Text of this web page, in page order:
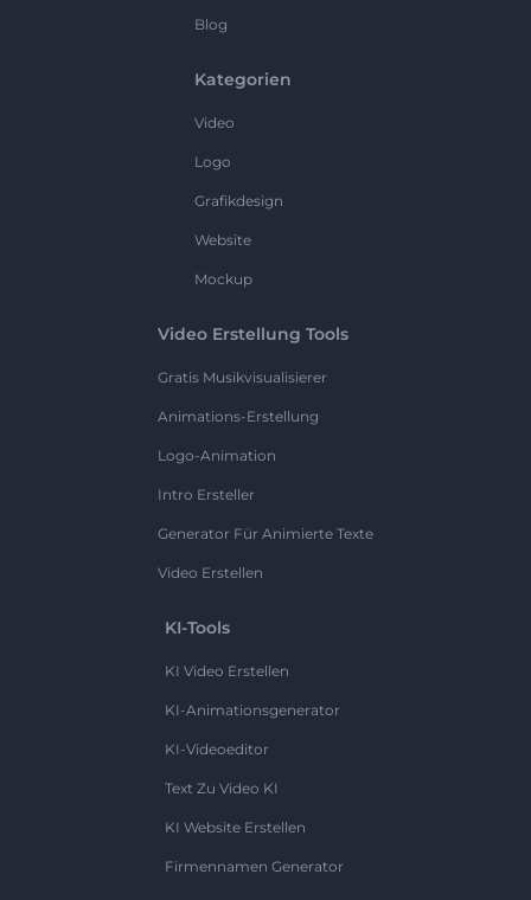
Blog
Kategorien
Video
Logo
Grafikdesign
Website
Mockup
Video Erstellung Tools
Gratis Musikvisualisierer
Animations-Erstellung
Logo-Animation
Intro Ersteller
Generator Für Animierte Texte
Video Erstellen
KI-Tools
KI Video Erstellen
KI-Animationsgenerator
KI-Videoeditor
Text Zu Video KI
KI Website Erstellen
Firmennamen Generator